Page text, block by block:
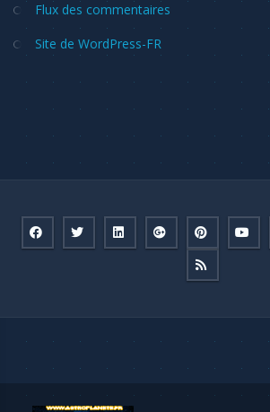
Flux des commentaires
Site de WordPress-FR